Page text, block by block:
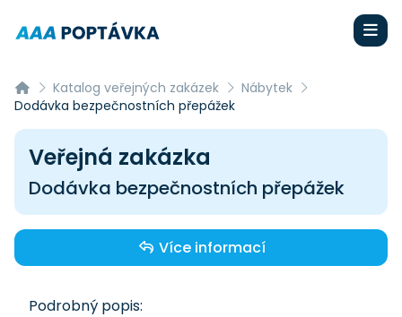
Katalog veřejných zakázek
Nábytek
Dodávka bezpečnostních přepážek
Veřejná zakázka
Dodávka bezpečnostních přepážek
Více informací
Podrobný popis: